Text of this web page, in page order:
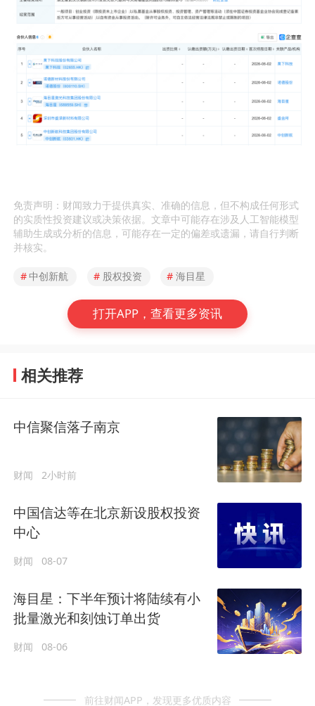
免责声明：财闻致力于提供真实、准确的信息，但不构成任何形式
的实质性投资建议或决策依据。文章中可能存在涉及人工智能模型
辅助生成或分析的信息，可能存在一定的偏差或遗漏，请自行判断
并核实。
#中创新航 # 股权投资 # 海目星
打开APP，查看更多资讯
相关推荐
中信聚信落子南京
财闻 2小时前
中国信达等在北京新设股权投资
中心
财闻 08-07
海目星：下半年预计将陆续有小
批量激光和刻蚀订单出货
财闻 08-06
前往财闻APP，发现更多优质内容